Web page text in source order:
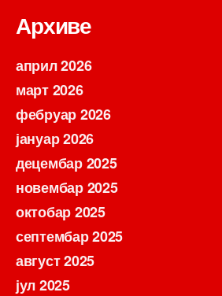
Архиве
април 2026
март 2026
фебруар 2026
јануар 2026
децембар 2025
новембар 2025
октобар 2025
септембар 2025
август 2025
јул 2025